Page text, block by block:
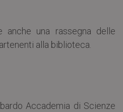
anche una rassegna delle
alla biblioteca.
Accademia di Scienze